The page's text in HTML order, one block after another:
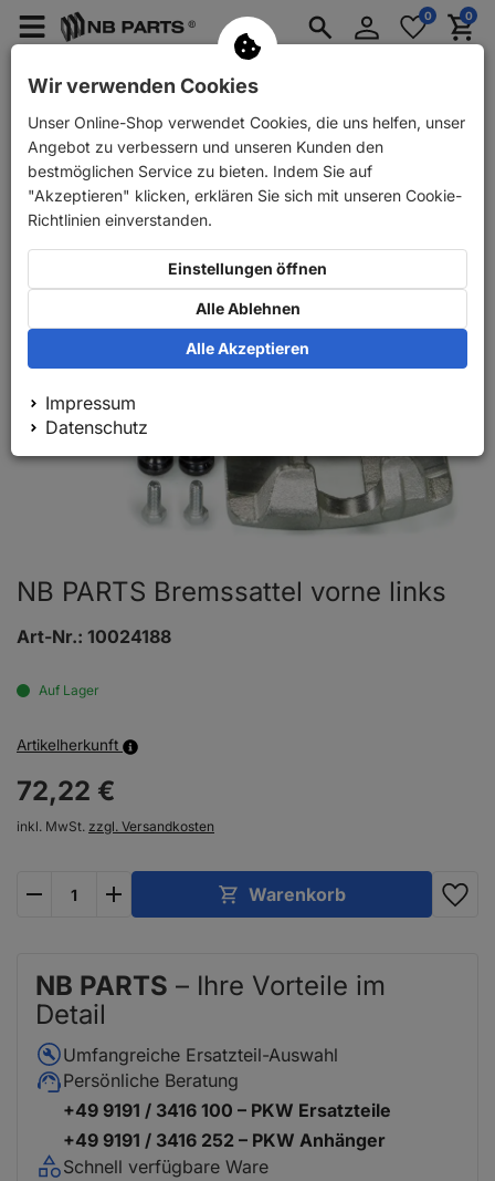
Menü
PKW Anhänger Ersatzteile
AnmeldenMerkzettel
aufklappen
0 0
Zurück PKW Ersatzteile NB PARTS Bremssattel vorne links
NB PARTS Bremssattel vorne links
Art-Nr.: 10024188
Auf Lager
Artikelherkunft
72,22 €
inkl. MwSt. zzgl. Versandkosten
Warenkorb
NB PARTS – Ihre Vorteile im
Detail
Umfangreiche Ersatzteil-Auswahl
Persönliche Beratung
+49 9191 / 3416 100 – PKW Ersatzteile
+49 9191 / 3416 252 – PKW Anhänger
Schnell verfügbare Ware
Wir verwenden Cookies
Unser Online-Shop verwendet Cookies, die uns helfen, unser
Angebot zu verbessern und unseren Kunden den
bestmöglichen Service zu bieten. Indem Sie auf
"Akzeptieren" klicken, erklären Sie sich mit unseren Cookie-
Richtlinien einverstanden.
Einstellungen öffnen
Alle Ablehnen
Alle Akzeptieren
Impressum
Datenschutz